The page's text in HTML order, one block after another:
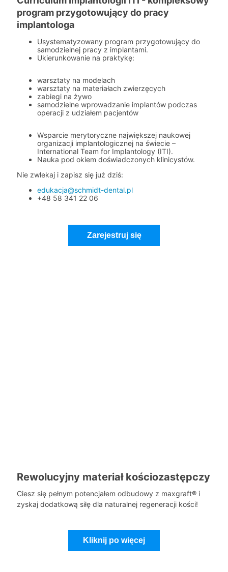
program przygotowujący do pracy
implantologa
Usystematyzowany program przygotowujący do
samodzielnej pracy z implantami.
Ukierunkowanie na praktykę:
warsztaty na modelach
warsztaty na materiałach zwierzęcych
zabiegi na żywo
samodzielne wprowadzanie implantów podczas
operacji z udziałem pacjentów
Wsparcie merytoryczne największej naukowej
organizacji implantologicznej na świecie –
International Team for Implantology (ITI).
Nauka pod okiem doświadczonych klinicystów.
Nie zwlekaj i zapisz się już dziś:
edukacja@schmidt-dental.pl
+48 58 341 22 06
Zarejestruj się
Rewolucyjny materiał kościozastępczy
Ciesz się pełnym potencjałem odbudowy z maxgraft® i
zyskaj dodatkową siłę dla naturalnej regeneracji kości!
Kliknij po więcej